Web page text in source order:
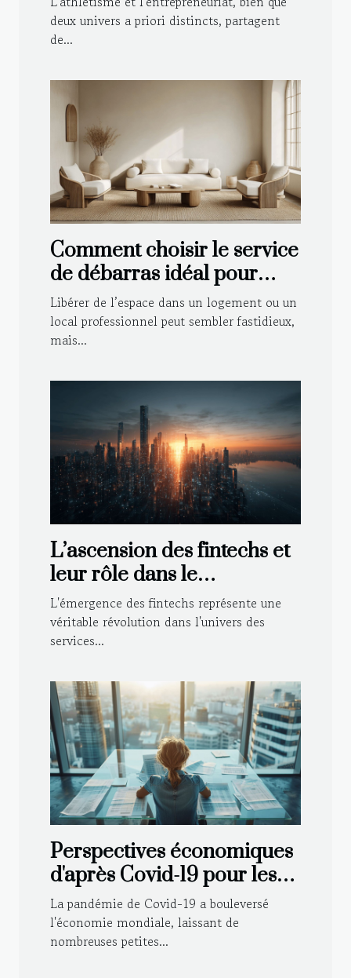
innovation réussie
deux univers a priori distincts, partagent
de...
Comment choisir le service
de débarras idéal pour
votre espace ?
Libérer de l’espace dans un logement ou un
local professionnel peut sembler fastidieux,
mais...
L’ascension des fintechs et
leur rôle dans le
remodelage du paysage
bancaire moderne
L'émergence des fintechs représente une
véritable révolution dans l'univers des
services...
Perspectives économiques
d'après Covid-19 pour les
petites entreprises
La pandémie de Covid-19 a bouleversé
l'économie mondiale, laissant de
nombreuses petites...